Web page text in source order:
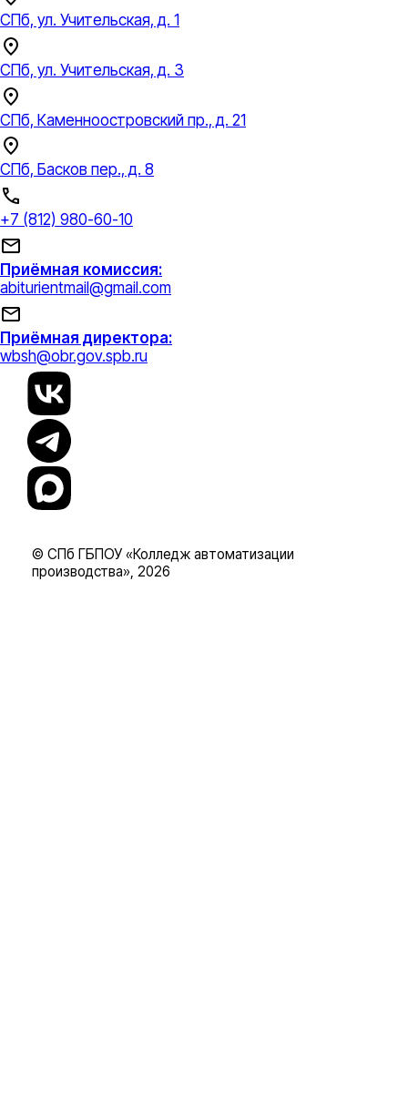
СПб, ул. Учительская, д. 1
СПб, ул. Учительская, д. 3
СПб, Каменноостровский пр., д. 21
СПб, Басков пер., д. 8
+7 (812) 980-60-10
Приёмная комиссия:
abiturientmail@gmail.com
Приёмная директора:
wbsh@obr.gov.spb.ru
© СПб ГБПОУ «Колледж автоматизации
производства», 2026